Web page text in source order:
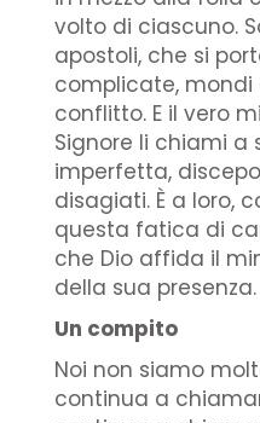
volto di ciascuno.
apostoli, che si
complicate, mondi
conflitto. E il vero
Signore li chiami a
imperfetta,
disagiati. È a loro,
questa fatica di
che Dio affida il
della sua presenza.
Un compito
Noi non siamo
continua a